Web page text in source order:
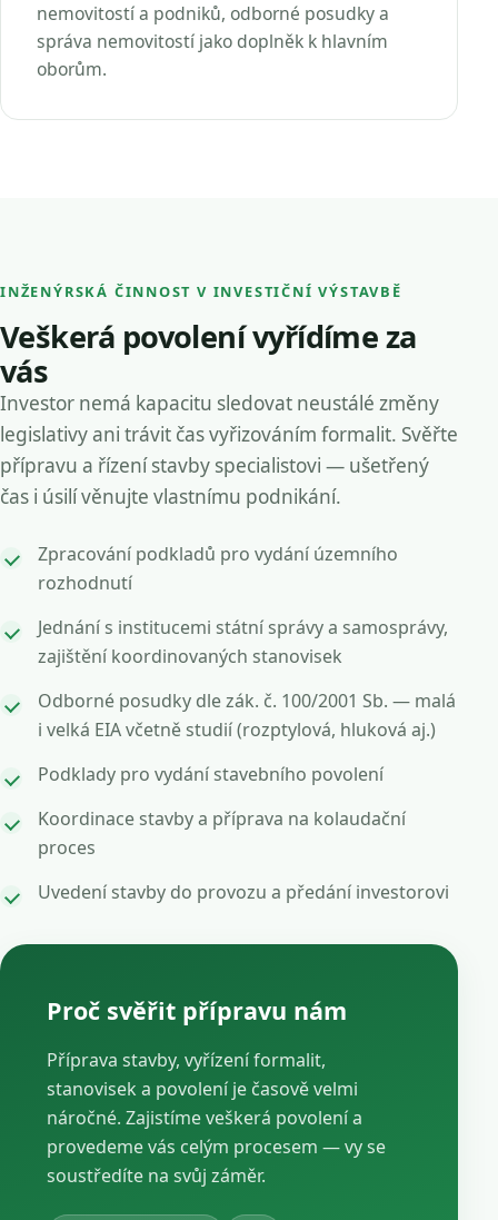
nemovitostí a podniků, odborné posudky a
správa nemovitostí jako doplněk k hlavním
oborům.
INŽENÝRSKÁ ČINNOST V INVESTIČNÍ VÝSTAVBĚ
Veškerá povolení vyřídíme za
vás
Investor nemá kapacitu sledovat neustálé změny
legislativy ani trávit čas vyřizováním formalit. Svěřte
přípravu a řízení stavby specialistovi — ušetřený
čas i úsilí věnujte vlastnímu podnikání.
Zpracování podkladů pro vydání územního
rozhodnutí
Jednání s institucemi státní správy a samosprávy,
zajištění koordinovaných stanovisek
Odborné posudky dle zák. č. 100/2001 Sb. — malá
i velká EIA včetně studií (rozptylová, hluková aj.)
Podklady pro vydání stavebního povolení
Koordinace stavby a příprava na kolaudační
proces
Uvedení stavby do provozu a předání investorovi
Proč svěřit přípravu nám
Příprava stavby, vyřízení formalit,
stanovisek a povolení je časově velmi
náročné. Zajistíme veškerá povolení a
provedeme vás celým procesem — vy se
soustředíte na svůj záměr.